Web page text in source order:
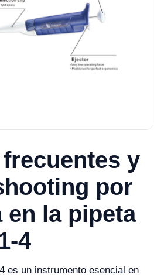
y
por
en la pipeta
4
es un instrumento esencial en